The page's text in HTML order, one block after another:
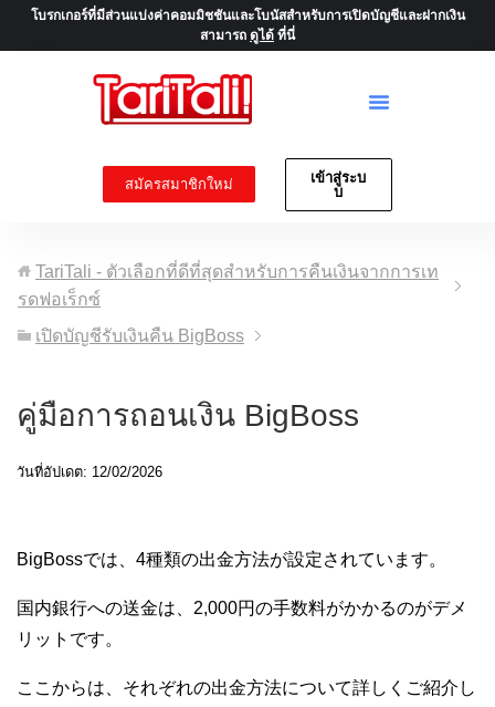
โบรกเกอร์ที่มีส่วนแบ่งค่าคอมมิชชันและโบนัสสำหรับการเปิดบัญชีและฝากเงิน
สามารถดูได้ที่นี่
สมัครสมาชิกใหม่
เข้าสู่ระบ
บ
TariTali - ตัวเลือกที่ดีที่สุดสำหรับการคืนเงินจากการเท
รดฟอเร็กซ์
เปิดบัญชีรับเงินคืน BigBoss
คู่มือการถอนเงิน BigBoss
วันที่อัปเดต: 12/02/2026
BigBossでは、4種類の出金方法が設定されています。
国内銀行への送金は、2,000円の手数料がかかるのがデメ
リットです。
ここからは、それぞれの出金方法について詳しくご紹介し